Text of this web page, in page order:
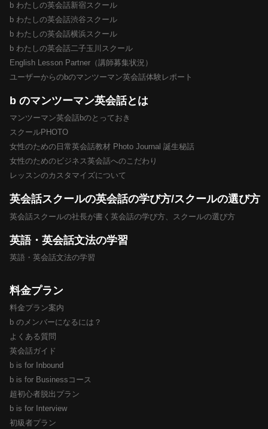
b わたしの英会話新宿スクール
b わたしの英会話渋谷スクール
b わたしの英会話横浜スクール
b わたしの英会話二子玉川スクール
English Lesson Partner（講師募集状況）
ユーザーからのbのマンツーマン英会話体験レポート
b のマンツーマン英会話とは
マンツーマン英会話bのとっておき
スクールPHOTO
女性のための日常英会話教材 Photo Journal 誕生秘話
女性のためのビジネス英会話へのこだわり
レッスンのカスタマイズについて
英会話スクールの英会話の学び方/スクールの選び方
英会話スクールの社長が書く英会話の学び方、スクールの選び方
英語・英会話文法の学習
英語・英会話文法の学習
料金プラン
料金プラン案内
b のメンバーになるには？
よくある質問
英会話ガイド
b is for Inbound
b is for Businessコース
超初心者脱出プラン
b is for Interview
初級者プラン